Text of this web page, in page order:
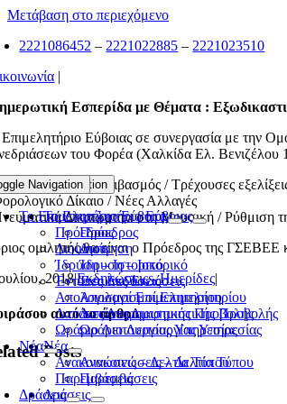
Μετάβαση στο περιεχόμενο
2221086452 – 2221022885 – 2221023510
|
Toggle Navigation
Το Επιμελητήριο Εύβοιας
Πρόεδρος
Διοίκηση
Ίδρυση – Ιστορικό
Έντυπες Εκδόσεις
Απολογισμοί Επιμελητηρίου
Δαπάνες Διαφημιστικής Προβολής
Ωράριο Λειτουργίας Υπηρεσίας
Νέα
Ανακοινώσεις – Δελτία Τύπου
Παρεμβάσεις
Δράσεις
Navigation
Το Επιμελητήριο Εύβοιας
Πρόεδρος
Διοίκηση
Ίδρυση – Ιστορικό
Έντυπες Εκδόσεις
Απολογισμοί Επιμελητηρίου
Δαπάνες Διαφημιστικής Προβολής
Ωράριο Λειτουργίας Υπηρεσίας
Νέα
Ανακοινώσεις – Δελτία Τύπου
Παρεμβάσεις
Δράσεις
Εσπερίδα με Θέματα :
Εύβοιας σε συνεργασία με την
του Φορέα (Χαλκίδα Ελ.
Συμβιβασμός / Τρέχουσες
Δίκαιο / Νέες Αλλαγές
Δικαιώματα στη Μουσική / Ρύθμιση
ομιλητής θα είναι ο Πρόεδρος της ΓΣΕΒΕΕ
2018|Εκδηλώσεις - Ημερίδες|
αυτό το άρθρο
Posts